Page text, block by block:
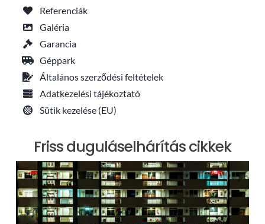
Referenciák
Galéria
Garancia
Géppark
Általános szerződési feltételek
Adatkezelési tájékoztató
Sütik kezelése (EU)
Friss duguláselhárítás cikkek